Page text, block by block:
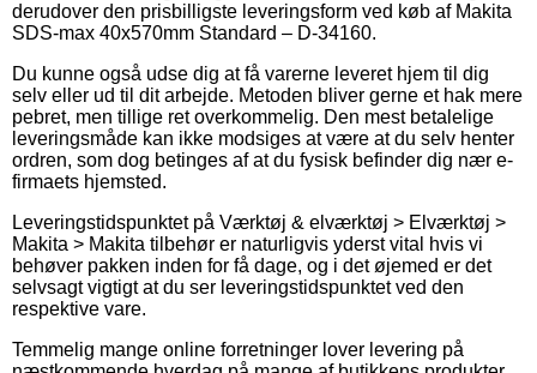
derudover den prisbilligste leveringsform ved køb af Makita
SDS-max 40x570mm Standard – D-34160.
Du kunne også udse dig at få varerne leveret hjem til dig
selv eller ud til dit arbejde. Metoden bliver gerne et hak mere
pebret, men tillige ret overkommelig. Den mest betalelige
leveringsmåde kan ikke modsiges at være at du selv henter
ordren, som dog betinges af at du fysisk befinder dig nær e-
firmaets hjemsted.
Leveringstidspunktet på Værktøj & elværktøj > Elværktøj >
Makita > Makita tilbehør er naturligvis yderst vital hvis vi
behøver pakken inden for få dage, og i det øjemed er det
selvsagt vigtigt at du ser leveringstidspunktet ved den
respektive vare.
Temmelig mange online forretninger lover levering på